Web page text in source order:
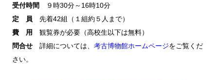
受付時間
９時30分～16時10分
定 員 先着42組（１組約５人まで）
費 用
観覧券が必要（高校生以下は無料）
問合せ 詳細については、 考古博物館ホームページをご覧くだ
さい。